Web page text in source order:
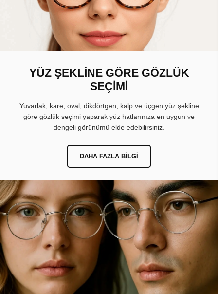
YÜZ ŞEKLİNE GÖRE GÖZLÜK
SEÇİMİ
Yuvarlak, kare, oval, dikdörtgen, kalp ve üçgen yüz şekline
göre gözlük seçimi yaparak yüz hatlarınıza en uygun ve
dengeli görünümü elde edebilirsiniz.
DAHA FAZLA BILGI